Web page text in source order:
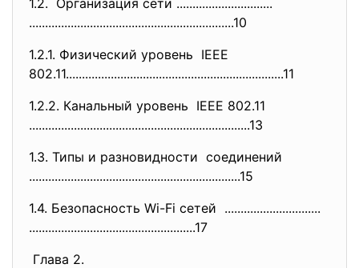
1.2. Организация сети ..............................
................................................................10
1.2.1. Физический уровень IEEE
802.11....................................................................11
1.2.2. Канальный уровень IEEE 802.11
.....................................................................13
1.3. Типы и разновидности соединений
..................................................................15
1.4. Безопасность Wi-Fi сетей ..............................
....................................................17
Глава 2.